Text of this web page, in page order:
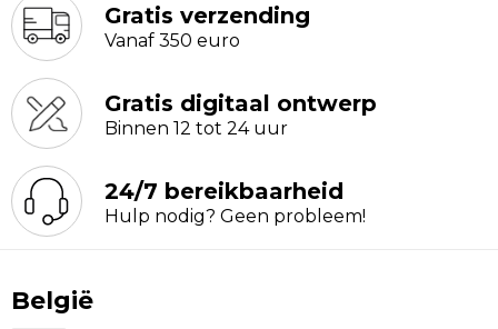
Gratis verzending
Vanaf 350 euro
Gratis digitaal ontwerp
Binnen 12 tot 24 uur
24/7 bereikbaarheid
Hulp nodig? Geen probleem!
België